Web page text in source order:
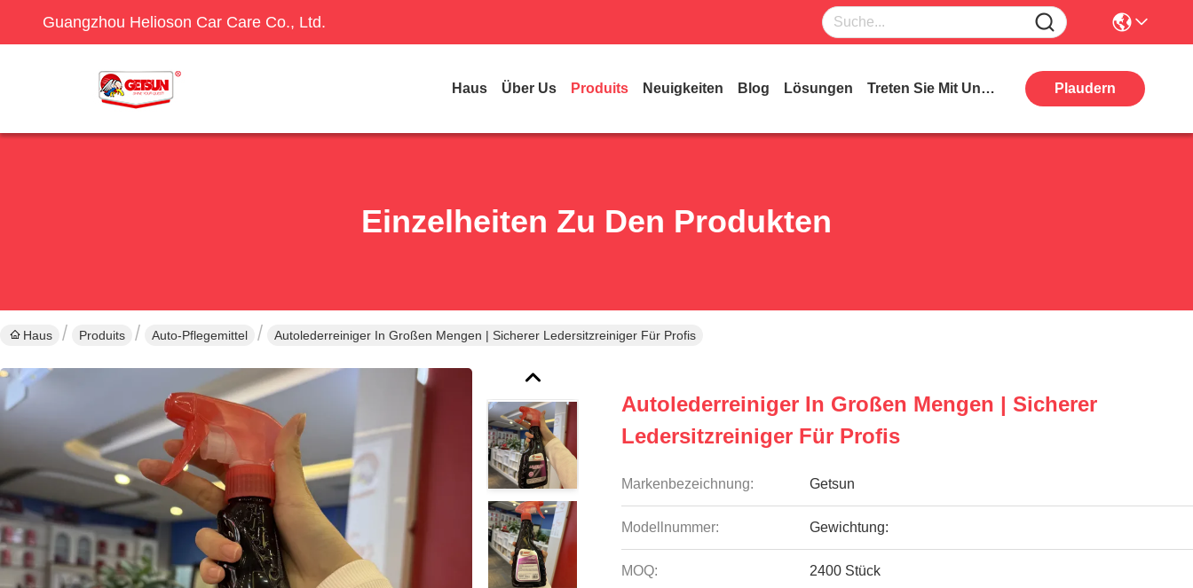
Guangzhou Helioson Car Care Co., Ltd.
Haus Über Us Produits Neuigkeiten Blog Lösungen Treten Sie Mit Uns In Verbindung Plaudern
Einzelheiten Zu Den Produkten
Haus Produits Auto-Pflegemittel Autolederreiniger In Großen Mengen | Sicherer Ledersitzreiniger Für Profis
Autolederreiniger In Großen Mengen | Sicherer
Ledersitzreiniger Für Profis
Markenbezeichnung: Getsun
Modellnummer: Gewichtung:
MOQ: 2400 Stück